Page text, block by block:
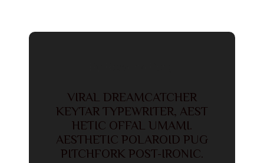
VIRAL DREAMCATCHER
KEYTAR TYPEWRITER, AEST
HETIC OFFAL UMAMI.
AESTHETIC POLAROID PUG
PITCHFORK POST-IRONIC.